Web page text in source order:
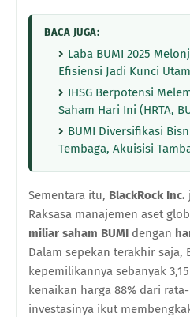
BACA JUGA:
Laba BUMI 2025
Efisiensi Jadi Kunci
IHSG Berpotensi
Saham Hari Ini (HRTA,
BUMI Diversifikasi
Tembaga, Akuisisi
Sementara itu, BlackRock Inc.
Raksasa manajemen aset
miliar saham BUMI dengan
Dalam sepekan terakhir saja,
kepemilikannya sebanyak
kenaikan harga 88% dari
investasinya ikut